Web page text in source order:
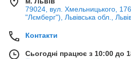
79024, вул. Хмельницького,
"Лємберг"), Львівська обл.,
Контакти
Сьогодні працює з 10:00 до